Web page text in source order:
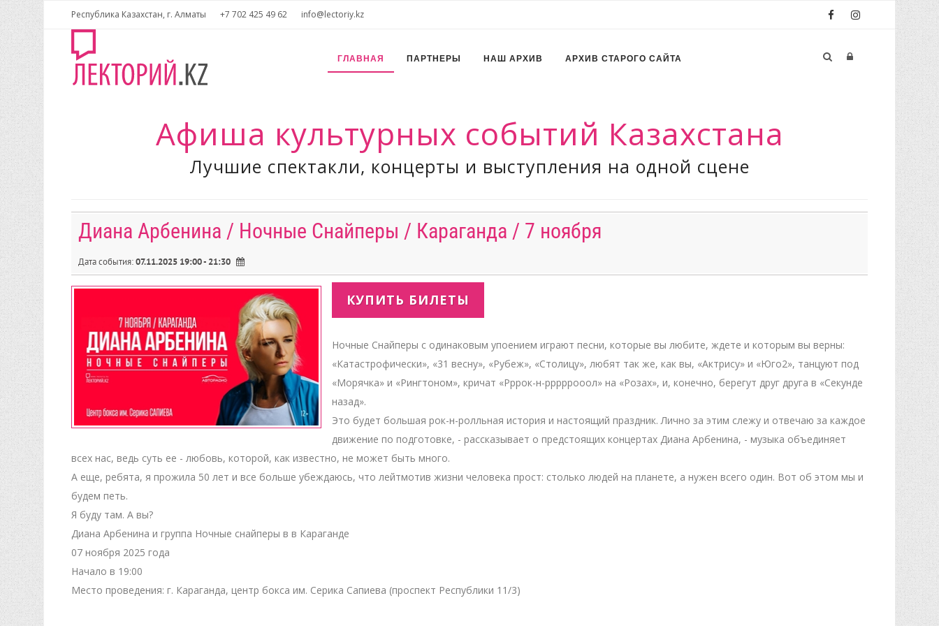
Республика Казахстан, г. Алматы +7 702 425 49 62 info@lectoriy.kz
ГЛАВНАЯ ПАРТНЕРЫ НАШ АРХИВ АРХИВ СТАРОГО САЙТА
Афиша культурных событий Казахстана
Лучшие спектакли, концерты и выступления на одной сцене
Диана Арбенина / Ночные Снайперы / Караганда / 7 ноября
Дата события:07.11.2025 19:00 - 21:30
КУПИТЬ БИЛЕТЫ
Ночные Снайперы с одинаковым упоением играют песни, которые вы любите, ждете и которым вы верны:
«Катастрофически», «31 весну», «Рубеж», «Столицу», любят так же, как вы, «Актрису» и «Юго2», танцуют под
«Морячка» и «Рингтоном», кричат «Рррок-н-рррррооол» на «Розах», и, конечно, берегут друг друга в «Секунде
назад».
Это будет большая рок-н-ролльная история и настоящий праздник. Лично за этим слежу и отвечаю за каждое
движение по подготовке, - рассказывает о предстоящих концертах Диана Арбенина, - музыка объединяет
всех нас, ведь суть ее - любовь, которой, как известно, не может быть много.
А еще, ребята, я прожила 50 лет и все больше убеждаюсь, что лейтмотив жизни человека прост: столько людей на планете, а нужен всего один. Вот об этом мы и
будем петь.
Я буду там. А вы?
Диана Арбенина и группа Ночные снайперы в в Караганде
07 ноября 2025 года
Начало в 19:00
Место проведения: г. Караганда, центр бокса им. Серика Сапиева (проспект Республики 11/3)